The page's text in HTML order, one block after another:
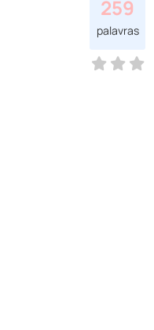
259
palavras